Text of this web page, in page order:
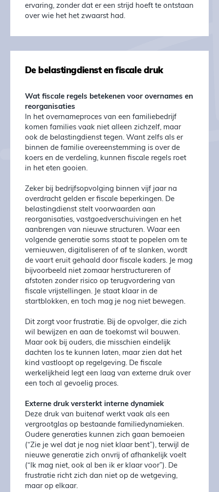
ervaring, zonder dat er een strijd hoeft te ontstaan
over wie het het zwaarst had.
De belastingdienst en fiscale druk
Wat fiscale regels betekenen voor overnames en
reorganisaties
In het overnameproces van een familiebedrijf
komen families vaak niet alleen zichzelf, maar
ook de belastingdienst tegen. Want zelfs als er
binnen de familie overeenstemming is over de
koers en de verdeling, kunnen fiscale regels roet
in het eten gooien.
Zeker bij bedrijfsopvolging binnen vijf jaar na
overdracht gelden er fiscale beperkingen. De
belastingdienst stelt voorwaarden aan
reorganisaties, vastgoedverschuivingen en het
aanbrengen van nieuwe structuren. Waar een
volgende generatie soms staat te popelen om te
vernieuwen, digitaliseren of af te slanken, wordt
de vaart eruit gehaald door fiscale kaders. Je mag
bijvoorbeeld niet zomaar herstructureren of
afstoten zonder risico op terugvordering van
fiscale vrijstellingen. Je staat klaar in de
startblokken, en toch mag je nog niet bewegen.
Dit zorgt voor frustratie. Bij de opvolger, die zich
wil bewijzen en aan de toekomst wil bouwen.
Maar ook bij ouders, die misschien eindelijk
dachten los te kunnen laten, maar zien dat het
kind vastloopt op regelgeving. De fiscale
werkelijkheid legt een laag van externe druk over
een toch al gevoelig proces.
Externe druk versterkt interne dynamiek
Deze druk van buitenaf werkt vaak als een
vergrootglas op bestaande familiedynamieken.
Oudere generaties kunnen zich gaan bemoeien
(“Zie je wel dat je nog niet klaar bent”), terwijl de
nieuwe generatie zich onvrij of afhankelijk voelt
(“Ik mag niet, ook al ben ik er klaar voor”). De
frustratie richt zich dan niet op de wetgeving,
maar op elkaar.